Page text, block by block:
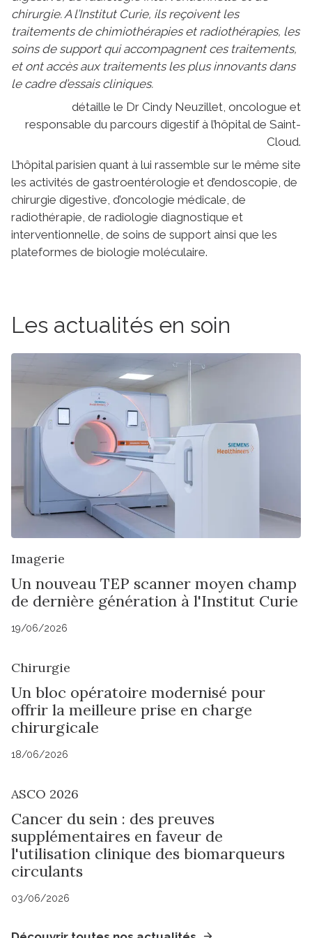
chirurgie. A l’Institut Curie, ils reçoivent les
traitements de chimiothérapies et radiothérapies, les
soins de support qui accompagnent ces traitements,
et ont accès aux traitements les plus innovants dans
le cadre d’essais cliniques.
détaille le Dr Cindy Neuzillet, oncologue et
responsable du parcours digestif à l’hôpital de Saint-
Cloud.
L’hôpital parisien quant à lui rassemble sur le même site
les activités de gastroentérologie et d’endoscopie, de
chirurgie digestive, d’oncologie médicale, de
radiothérapie, de radiologie diagnostique et
interventionnelle, de soins de support ainsi que les
plateformes de biologie moléculaire.
Les actualités en soin
Imagerie
Un nouveau TEP scanner moyen champ
de dernière génération à l'Institut Curie
19/06/2026
Chirurgie
Un bloc opératoire modernisé pour
offrir la meilleure prise en charge
chirurgicale
18/06/2026
ASCO 2026
Cancer du sein : des preuves
supplémentaires en faveur de
l'utilisation clinique des biomarqueurs
circulants
03/06/2026